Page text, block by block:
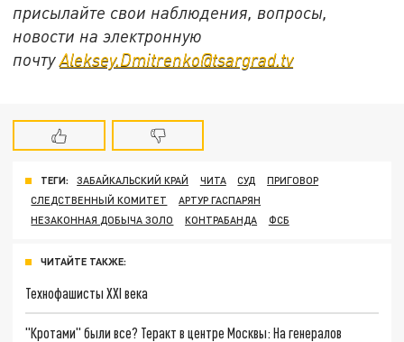
присылайте свои наблюдения, вопросы,
новости на электронную
почтуAleksey.Dmitrenko@tsargrad.tv
ТЕГИ: ЗАБАЙКАЛЬСКИЙ КРАЙ ЧИТА СУД
ПРИГОВОР
СЛЕДСТВЕННЫЙ КОМИТЕТ
АРТУР ГАСПАРЯН
НЕЗАКОННАЯ ДОБЫЧА ЗОЛО
КОНТРАБАНДА ФСБ
ЧИТАЙТЕ ТАКЖЕ:
Технофашисты XXI века
"Кротами" были все? Теракт в центре Москвы: На генералов